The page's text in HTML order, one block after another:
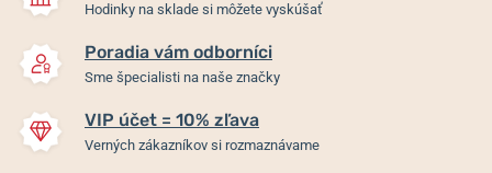
Hodinky na sklade si môžete vyskúšať
Poradia vám odborníci
Sme špecialisti na naše značky
VIP účet = 10% zľava
Verných zákazníkov si rozmaznávame